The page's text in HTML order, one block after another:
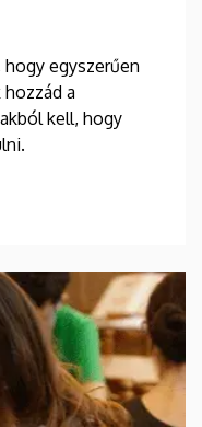
egyszerűen
a
kell, hogy